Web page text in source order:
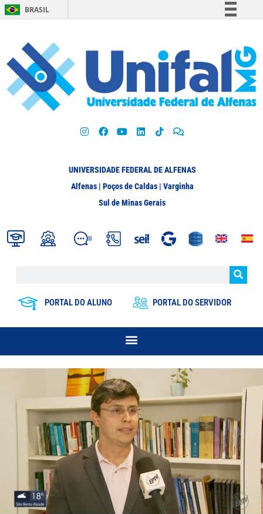
BRASIL
Participe
Acesso à informação
Legislação
UNIVERSIDADE FEDERAL DE ALFENAS
Alfenas | Poços de Caldas | Varginha
Sul de Minas Gerais
PORTAL DO ALUNO PORTAL DO SERVIDOR